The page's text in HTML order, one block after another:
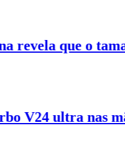
que o
ultra nas mãos